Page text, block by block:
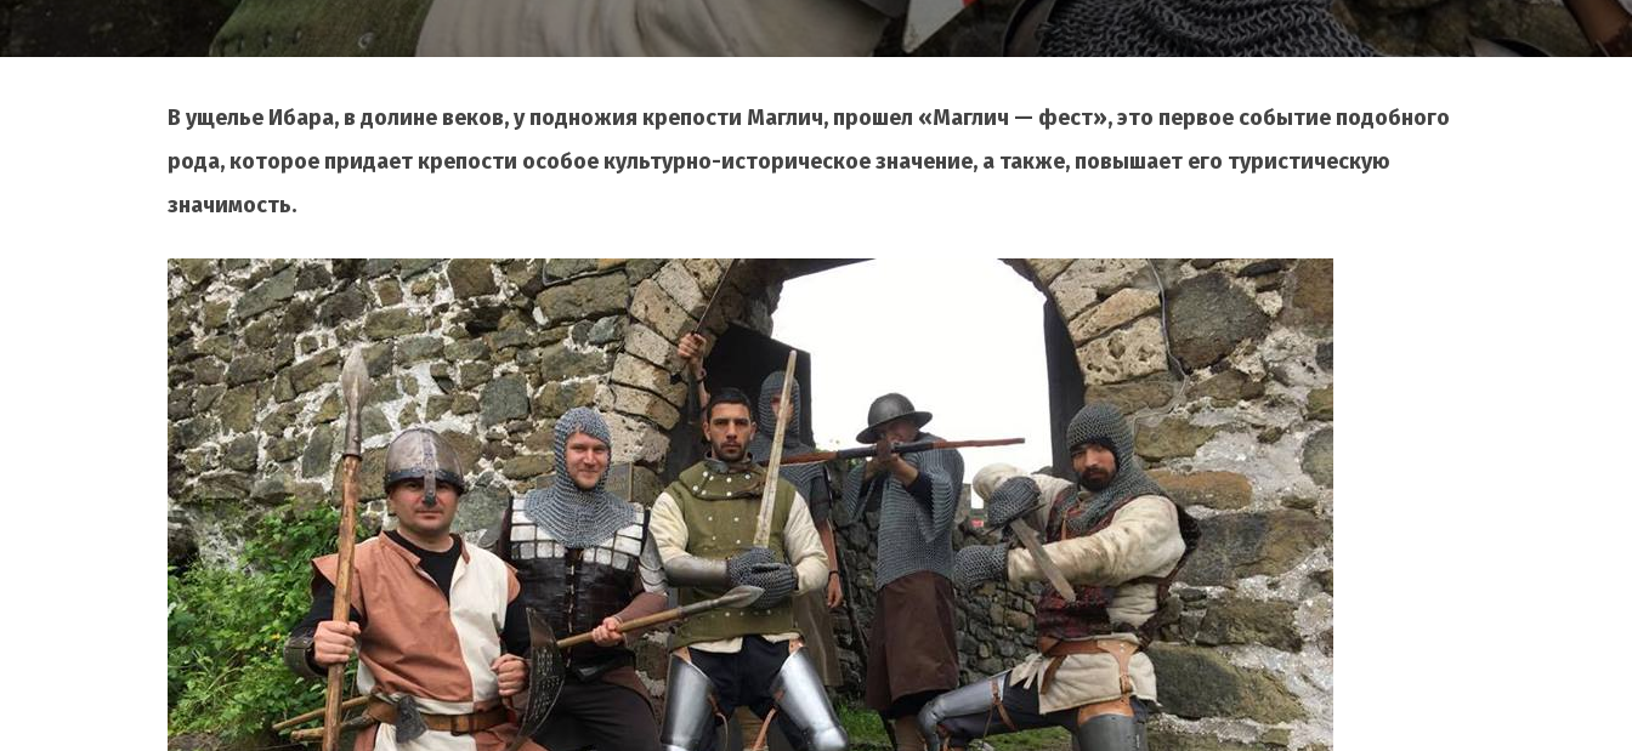
В ущелье Ибара, в долине веков, у подножия крепости Маглич, прошел «Маглич — фест», это первое событие подобного
рода, которое придает крепости особое культурно-историческое значение, а также, повышает его туристическую
значимость.